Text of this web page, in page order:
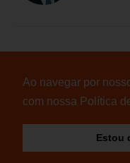
Ao navegar por
com nossa Política
Estou